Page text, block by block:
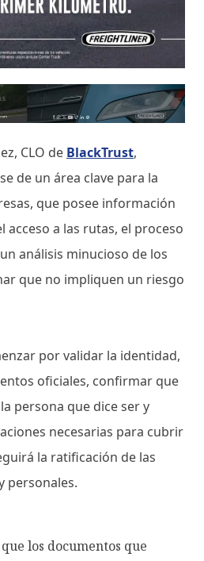
CLO de BlackTrust,
de un área clave para la
que posee información
acceso a las rutas, el proceso
análisis minucioso de los
que no impliquen un riesgo
por validar la identidad,
oficiales, confirmar que
persona que dice ser y
necesarias para cubrir
la ratificación de las
personales.
los documentos que